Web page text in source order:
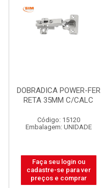
DOBRADICA POWER-FER
RETA 35MM C/CALC
Código: 15120
Embalagem: UNIDADE
Faça seu login ou
cadastre-se para ver
preços e comprar